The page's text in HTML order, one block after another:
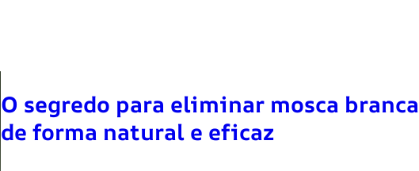
O segredo para eliminar mosca branca
de forma natural e eficaz